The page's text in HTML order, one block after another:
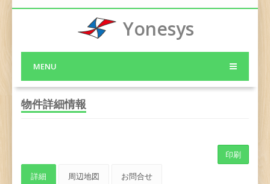
Yonesys
MENU
物件詳細情報
印刷
詳細
周辺地図 お問合せ